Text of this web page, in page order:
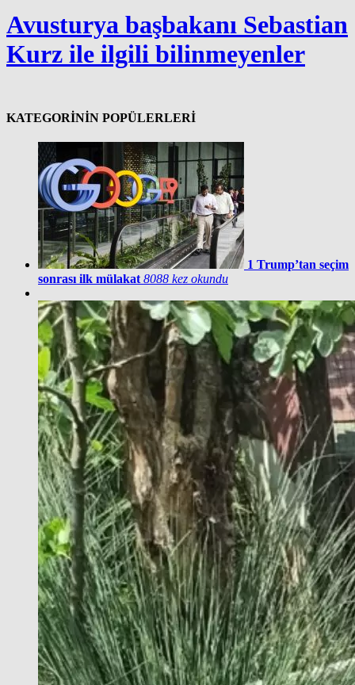
Avusturya başbakanı Sebastian
Kurz ile ilgili bilinmeyenler
KATEGORİNİN POPÜLERLERİ
1 Trump’tan seçim
sonrası ilk mülakat 8088 kez okundu